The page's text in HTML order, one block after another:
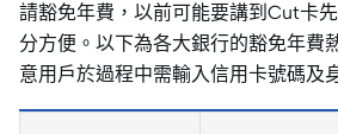
請豁免年費，以前可能要講到Cut卡
分方便。以下為各大銀行的豁免年費
意用戶於過程中需輸入信用卡號碼及